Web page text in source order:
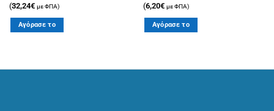
(32,24€ με ΦΠΑ)
Αγόρασε το
(6,20€ με ΦΠΑ)
Αγόρασε το